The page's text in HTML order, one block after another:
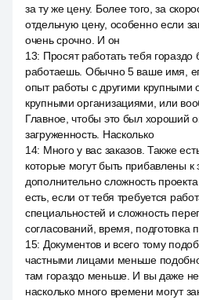
за ту же цену. Более того, за
отдельную цену, особенно если
очень срочно. И он
13: Просят работать тебя
работаешь. Обычно 5 ваше имя,
опыт работы с другими крупными
крупными организациями, или
Главное, чтобы это был хороший
загруженность. Насколько
14: Много у вас заказов. Также
которые могут быть прибавлены к
дополнительно сложность
есть, если от тебя требуется
специальностей и сложность
согласований, время, подготовка
15: Документов и всего тому
частными лицами меньше
там гораздо меньше. И вы даже не
насколько много времени могут